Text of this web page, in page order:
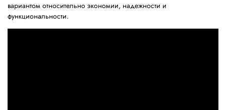
вариантом относительно экономии, надежности и
функциональности.